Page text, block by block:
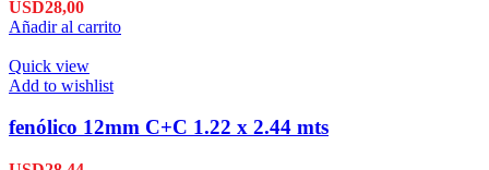
USD28,00
Añadir al carrito
Quick view
Add to wishlist
fenólico 12mm C+C 1.22 x 2.44 mts